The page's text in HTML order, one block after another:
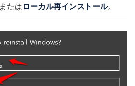
または ローカル再インストール。